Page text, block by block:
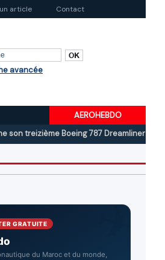
article Contact
avancée
AEROHEBDO
Boeing 787 Dreamliner
Boeing
GRATUITE
du Maroc et du monde,